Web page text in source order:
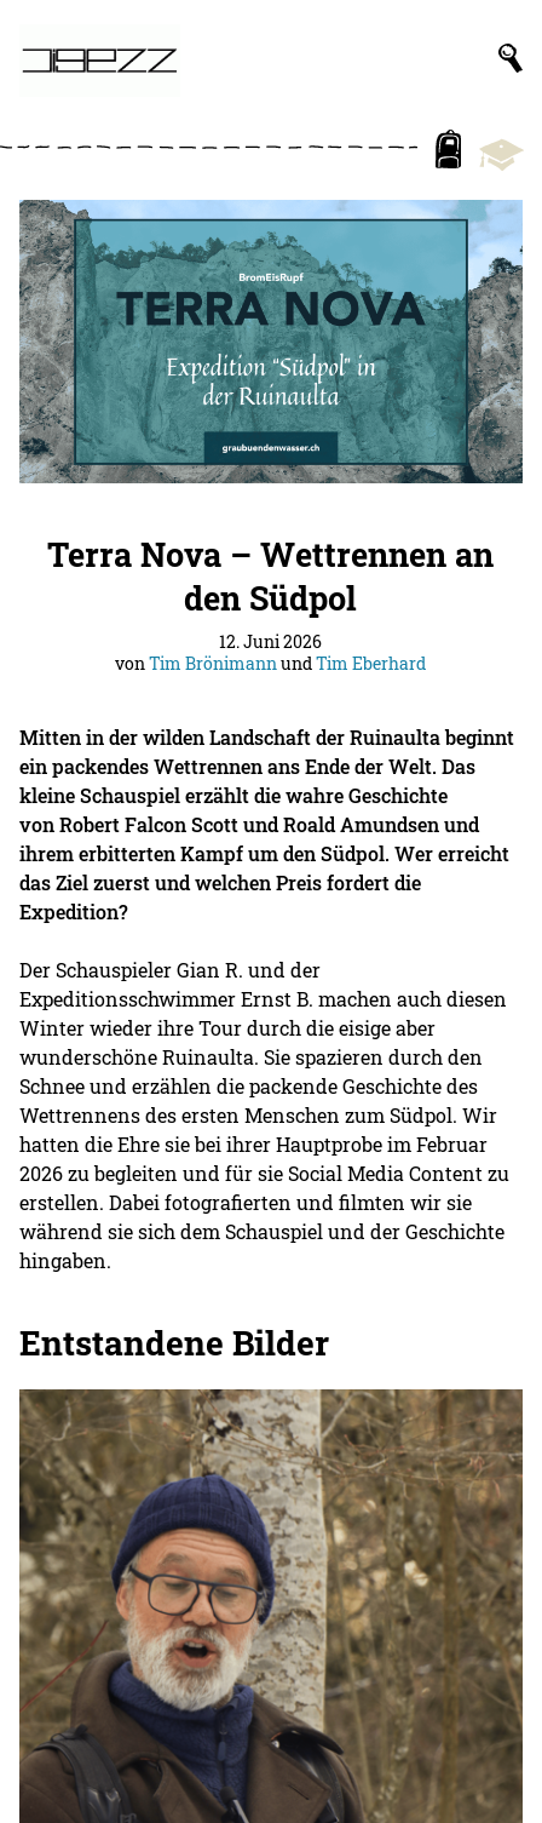
Terra Nova – Wettrennen an
den Südpol
12. Juni 2026
vonTim BrönimannundTim Eberhard
Mitten in der wilden Landschaft der Ruinaulta beginnt
ein packendes Wettrennen ans Ende der Welt. Das
kleine Schauspiel erzählt die wahre Geschichte
von Robert Falcon Scott und Roald Amundsen und
ihrem erbitterten Kampf um den Südpol. Wer erreicht
das Ziel zuerst und welchen Preis fordert die
Expedition?
Der Schauspieler Gian R. und der
Expeditionsschwimmer Ernst B. machen auch diesen
Winter wieder ihre Tour durch die eisige aber
wunderschöne Ruinaulta. Sie spazieren durch den
Schnee und erzählen die packende Geschichte des
Wettrennens des ersten Menschen zum Südpol. Wir
hatten die Ehre sie bei ihrer Hauptprobe im Februar
2026 zu begleiten und für sie Social Media Content zu
erstellen. Dabei fotografierten und filmten wir sie
während sie sich dem Schauspiel und der Geschichte
hingaben.
Entstandene Bilder